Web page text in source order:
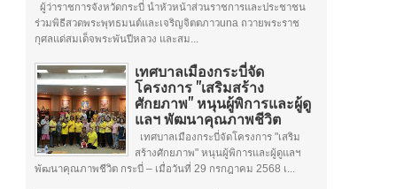
ผู้ว่าราชการจังหวัดกระบี่ นำหัวหน้าส่วนราชการและประชาชน
ร่วมพิธีสวดพระพุทธมนต์และเจริญจิตตภาวuna ถวายพระราช
กุศลแด่สมเด็จพระพันปีหลวง และสม...
เทศบาลเมืองกระบี่จัด
โครงการ "เสริมสร้าง
ศักยภาพ" หนุนผู้พิการและผู้ดู
แลฯ พัฒนาคุณภาพชีวิต
เทศบาลเมืองกระบี่จัดโครงการ "เสริม
สร้างศักยภาพ" หนุนผู้พิการและผู้ดูแลฯ
พัฒนาคุณภาพชีวิต กระบี่ – เมื่อวันที่ 29 กรกฎาคม 2568 เ...